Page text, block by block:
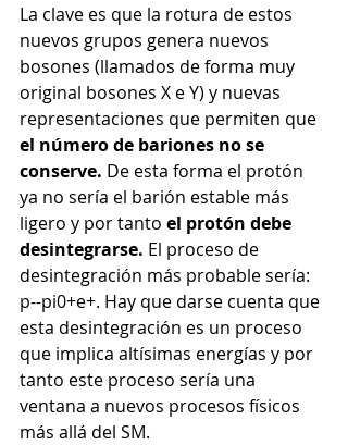
La clave es que la rotura de estos
nuevos grupos genera nuevos
bosones (llamados de forma muy
original bosones X e Y) y nuevas
representaciones que permiten que
el número de bariones no se
conserve. De esta forma el protón
ya no sería el barión estable más
ligero y por tanto el protón debe
desintegrarse. El proceso de
desintegración más probable sería:
p--pi0+e+. Hay que darse cuenta que
esta desintegración es un proceso
que implica altísimas energías y por
tanto este proceso sería una
ventana a nuevos procesos físicos
más allá del SM.